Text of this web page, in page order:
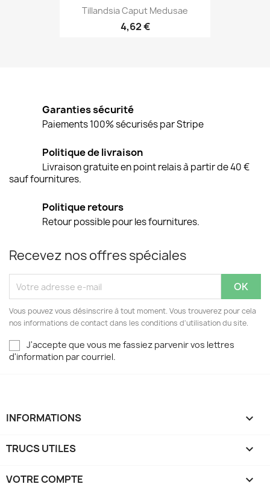
Aperçu rapide
Tillandsia Caput Medusae
4,62 €
Garanties sécurité
Paiements 100% sécurisés par Stripe
Politique de livraison
Livraison gratuite en point relais à partir de 40 €
sauf fournitures.
Politique retours
Retour possible pour les fournitures.
Recevez nos offres spéciales
Vous pouvez vous désinscrire à tout moment. Vous trouverez pour cela
nos informations de contact dans les conditions d'utilisation du site.
J'accepte que vous me fassiez parvenir vos lettres
d'information par courriel.
INFORMATIONS 
TRUCS UTILES 
VOTRE COMPTE 